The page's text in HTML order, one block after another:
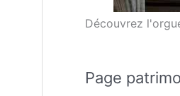
Découvrez
Page